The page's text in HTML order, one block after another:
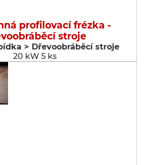
profilovací frézka -
stroje
> Dřevoobráběcí stroje
20 kW 5 ks